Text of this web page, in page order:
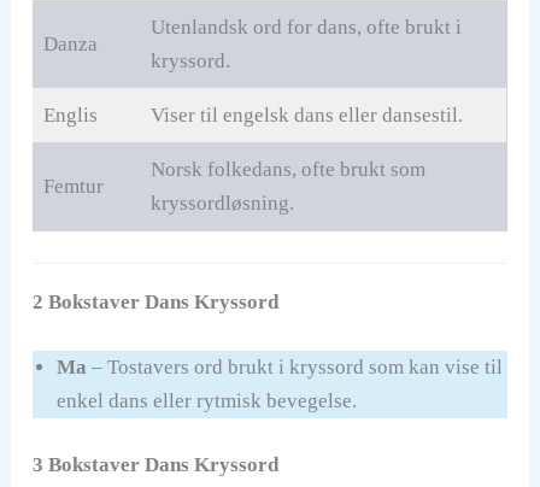
Danza
Utenlandsk ord for dans, ofte brukt i
kryssord.
Englis Viser til engelsk dans eller dansestil.
Femtur
Norsk folkedans, ofte brukt som
kryssordløsning.
2 Bokstaver Dans Kryssord
Ma – Tostavers ord brukt i kryssord som kan vise til
enkel dans eller rytmisk bevegelse.
3 Bokstaver Dans Kryssord